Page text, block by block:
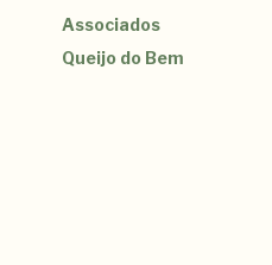
Associados
Queijo do Bem